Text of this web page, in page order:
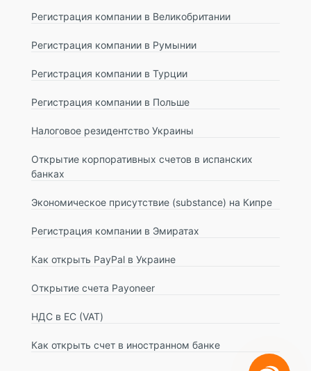
Регистрация компании в Великобритании
Регистрация компании в Румынии
Регистрация компании в Турции
Регистрация компании в Польше
Налоговое резидентство Украины
Открытие корпоративных счетов в испанских
банках
Экономическое присутствие (substance) на Кипре
Регистрация компании в Эмиратах
Как открыть PayPal в Украине
Открытие счета Payoneer
НДС в ЕС (VAT)
Как открыть счет в иностранном банке